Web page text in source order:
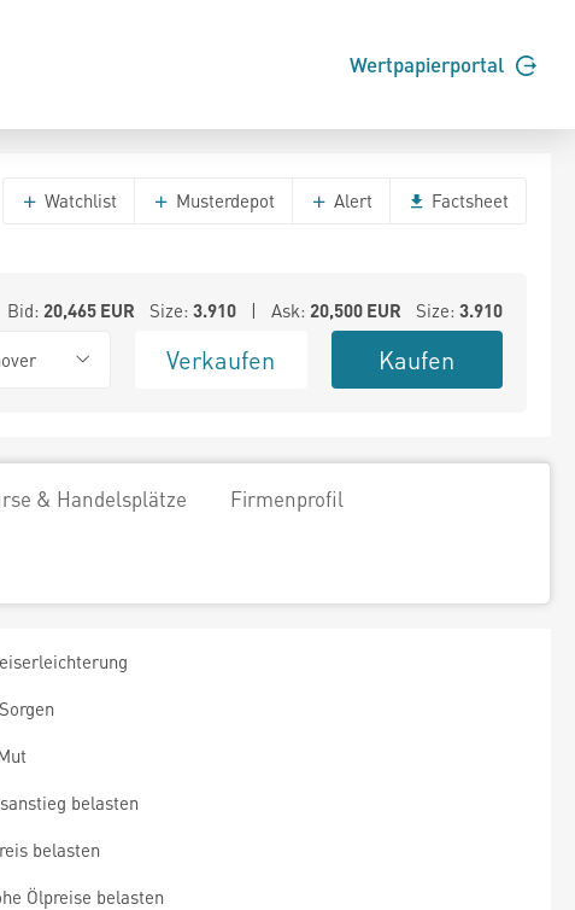
Wertpapierportal
Watchlist Musterdepot Alert Factsheet
Bid: 20,465EUR Size: 3.910| Ask: 20,500EUR Size: 3.910
Verkaufen Kaufen
& Handelsplätze Firmenprofil
belasten
belasten
Ölpreise belasten